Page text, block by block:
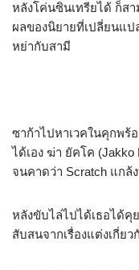
หลังโค่นซินเทรียได้ ก็สา
ผลของนิยายที่เปลี่ยนแป
หย่ากับสามี
ซาก้าไปหาเวคในคุกพร้
ได้เอง ฆ่า ยัคโค
จนคาดว่า Scratch แกล้
หลังขับไล่ไปได้เธอได้คุ
สับสนจากเรื่องแต่งเกี่ย